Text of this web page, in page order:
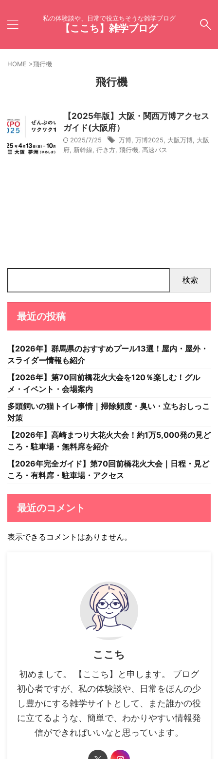
私の体験談や、日常で役立ちそうな雑学ブログ
【ここち】雑学ブログ
HOME >飛行機
飛行機
【2025年版】大阪・関西万博アクセス
ガイド(大阪府）
2025/7/25 万博 万博2025 大阪万博 大阪
府 新幹線 行き方 飛行機 高速バス
検索
最近の投稿
【2026年】群馬県のおすすめプール13選！屋内・屋外・
スライダー情報も紹介
【2026年】第70回前橋花火大会を120％楽しむ！グル
メ・イベント・会場案内
多頭飼いの猫トイレ事情｜掃除頻度・臭い・立ちおしっこ
対策
【2026年】高崎まつり大花火大会！約1万5,000発の見ど
ころ・駐車場・無料席を紹介
【2026年完全ガイド】第70回前橋花火大会｜日程・見ど
ころ・有料席・駐車場・アクセス
最近のコメント
表示できるコメントはありません。
ここち
初めまして。 【ここち】と申します。 ブログ
初心者ですが、私の体験談や、日常をほんの少
し豊かにする雑学サイトとして、また誰かの役
に立てるような、簡単で、わかりやすい情報発
信ができればいいなと思っています。